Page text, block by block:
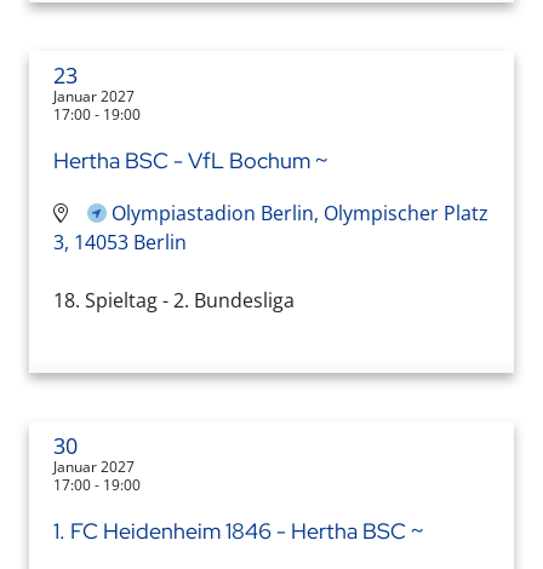
23
Januar 2027
17:00 - 19:00
Hertha BSC - VfL Bochum ~
Olympiastadion Berlin, Olympischer Platz
3, 14053 Berlin
18. Spieltag - 2. Bundesliga
30
Januar 2027
17:00 - 19:00
1. FC Heidenheim 1846 - Hertha BSC ~